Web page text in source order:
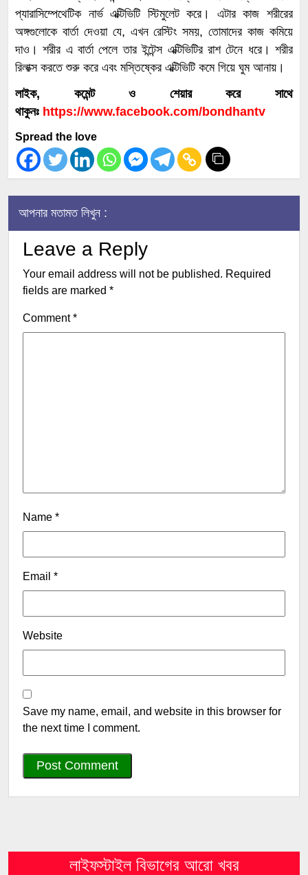
প্যারাসিম্পেথেটিক নার্ভ এক্টিভিটি স্টিমুলেট করে। এটার কাজ শরীরের
অঙ্গগুলোকে বার্তা দেওয়া যে, এখন রেস্টিং সময়, তোমাদের কাজ কমিয়ে
দাও। শরীর এ বার্তা পেলে তার ইন্টেন্স এক্টিভিটির রাশ টেনে ধরে। শরীর
রিলাক্স করতে শুরু করে এবং মস্তিষ্কের এক্টিভিটি কমে গিয়ে ঘুম আনায়।
লাইক, কমেন্ট ও শেয়ার করে সাথে
থাকুনঃ https://www.facebook.com/bondhantv
Spread the love
আপনার মতামত লিখুন :
Leave a Reply
Your email address will not be published. Required
fields are marked *
Comment*
Name *
Email *
Website
Save my name, email, and website in this browser for
the next time I comment.
লাইফস্টাইল বিভাগের আরো খবর